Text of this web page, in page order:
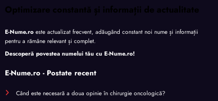
Optimizare constantă și informații de actualitate
E-Nume.ro este actualizat frecvent, adăugând constant noi nume și informații
pentru a rămâne relevant și complet.
Descoperă povestea numelui tău cu E-Nume.ro!
E-Nume.ro - Postate recent
Când este necesară a doua opinie în chirurgie oncologică?